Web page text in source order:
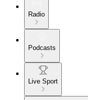
Radio
Podcasts
Live Sport